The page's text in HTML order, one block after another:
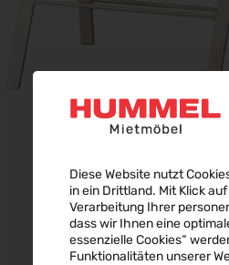
Diese Website nutzt
in ein Drittland. Mit Klick
Verarbeitung Ihrer
dass wir Ihnen eine
essenzielle Cookies“
Funktionalitäten unserer